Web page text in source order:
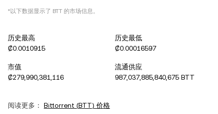
*以下数据显示了 BTT 的市场信息。
历史最高
₡0.0010915
历史最低
₡0.00016597
市值
₡279,990,381,116
流通供应
987,037,885,840,675 BTT
阅读更多： Bittorrent (BTT) 价格